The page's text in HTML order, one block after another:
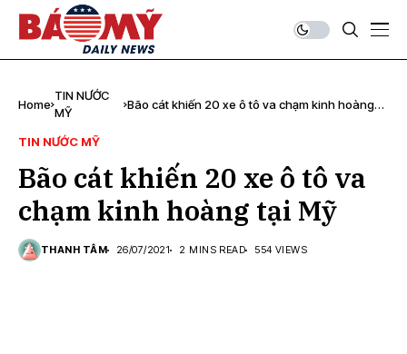
Home
TIN NƯỚC
MỸ
Bão cát khiến 20 xe ô tô va chạm kinh hoàng
TIN NƯỚC MỸ
Bão cát khiến 20 xe ô tô va
chạm kinh hoàng tại Mỹ
THANH TÂM 26/07/2021 2 MINS READ 554 VIEWS